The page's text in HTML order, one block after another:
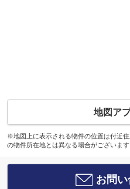
地図ア
※地図上に表示される物件の位置は付近
の物件所在地とは異なる場合がございます
お問